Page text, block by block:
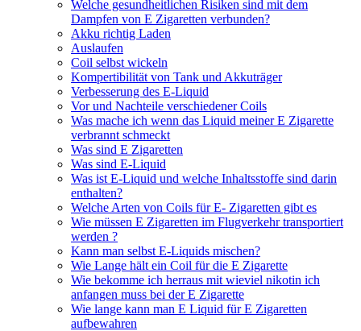
Welche gesundheitlichen Risiken sind mit dem
Dampfen von E Zigaretten verbunden?
Akku richtig Laden
Auslaufen
Coil selbst wickeln
Kompertibilität von Tank und Akkuträger
Verbesserung des E-Liquid
Vor und Nachteile verschiedener Coils
Was mache ich wenn das Liquid meiner E Zigarette
verbrannt schmeckt
Was sind E Zigaretten
Was sind E-Liquid
Was ist E-Liquid und welche Inhaltsstoffe sind darin
enthalten?
Welche Arten von Coils für E- Zigaretten gibt es
Wie müssen E Zigaretten im Flugverkehr transportiert
werden ?
Kann man selbst E-Liquids mischen?
Wie Lange hält ein Coil für die E Zigarette
Wie bekomme ich herraus mit wieviel nikotin ich
anfangen muss bei der E Zigarette
Wie lange kann man E Liquid für E Zigaretten
aufbewahren